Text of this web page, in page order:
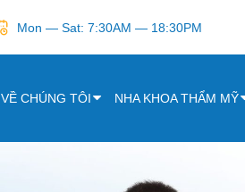
Mon — Sat: 7:30AM — 18:30PM
VỀ CHÚNG TÔI NHA KHOA THẨM MỸ